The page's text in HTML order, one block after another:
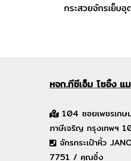
หจก.ทีซีเอ็ม โซอิ้ง แ
104 ซอยเพชรเก
ภาษีเจริญ กรุงเทพฯ
จักรกระเป๋าหิ้ว
7751 / คุณอิ๋ง